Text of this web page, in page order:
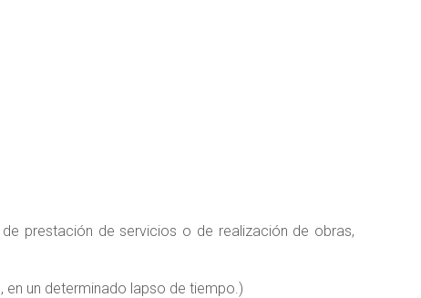
prestación de servicios o de realización de obras,
en un determinado lapso de tiempo.)